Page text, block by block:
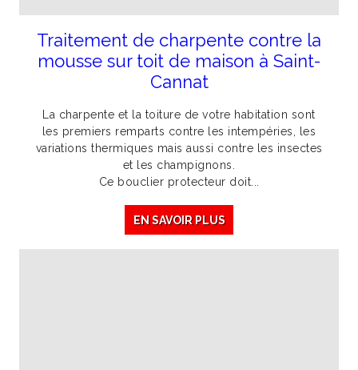
Traitement de charpente contre la
mousse sur toit de maison à Saint-
Cannat
La charpente et la toiture de votre habitation sont
les premiers remparts contre les intempéries, les
variations thermiques mais aussi contre les insectes
et les champignons.
Ce bouclier protecteur doit...
EN SAVOIR PLUS